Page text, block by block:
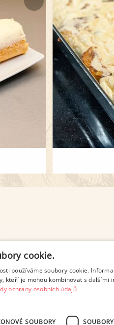
ZÁSADY
cookie.
používáme soubory cookie.
kteří je mohou kombinovat s dalšími
ochrany osobních údajů
SOUBORY